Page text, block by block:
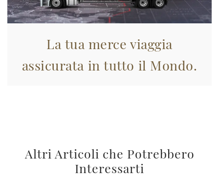
La tua merce viaggia
assicurata in tutto il Mondo.
Altri Articoli che Potrebbero
Interessarti